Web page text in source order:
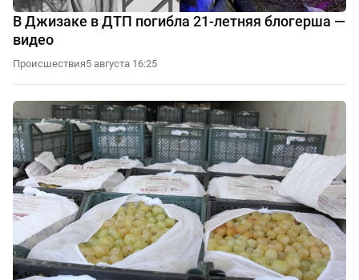
В Джизаке в ДТП погибла 21-летняя блогерша —
видео
Происшествия5 августа 16:25